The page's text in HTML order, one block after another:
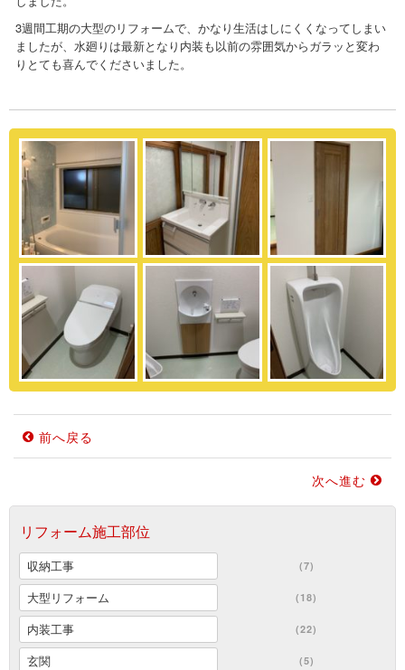
3週間工期の大型のリフォームで、かなり生活はしにくくなってしまい
ましたが、水廻りは最新となり内装も以前の雰囲気からガラッと変わ
りとても喜んでくださいました。
前へ戻る
次へ進む
リフォーム施工部位
収納工事 (7)
大型リフォーム (18)
内装工事 (22)
玄関 (5)